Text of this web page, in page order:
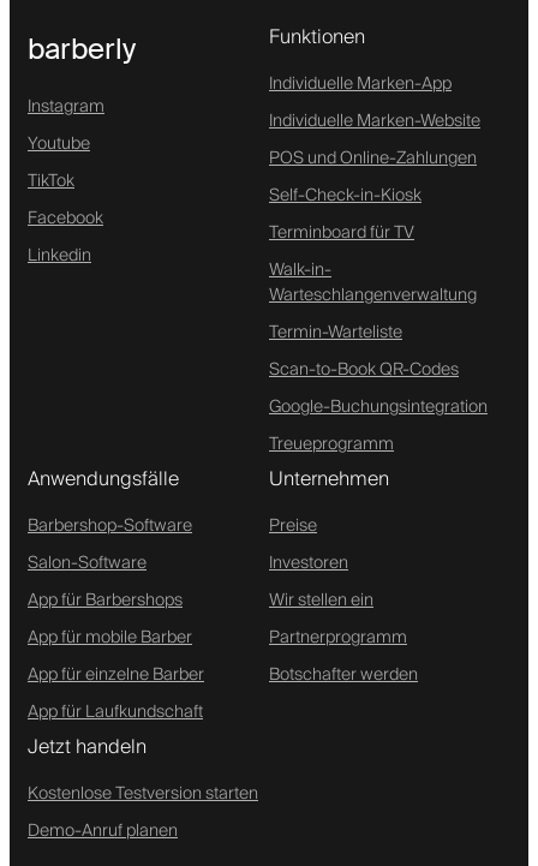
barberly
Instagram
Youtube
TikTok
Facebook
Linkedin
Funktionen
Individuelle Marken-App
Individuelle Marken-Website
POS und Online-Zahlungen
Self-Check-in-Kiosk
Terminboard für TV
Walk-in-
Warteschlangenverwaltung
Termin-Warteliste
Scan-to-Book QR-Codes
Google-Buchungsintegration
Treueprogramm
Anwendungsfälle
Barbershop-Software
Salon-Software
App für Barbershops
App für mobile Barber
App für einzelne Barber
App für Laufkundschaft
Unternehmen
Preise
Investoren
Wir stellen ein
Partnerprogramm
Botschafter werden
Jetzt handeln
Kostenlose Testversion starten
Demo-Anruf planen